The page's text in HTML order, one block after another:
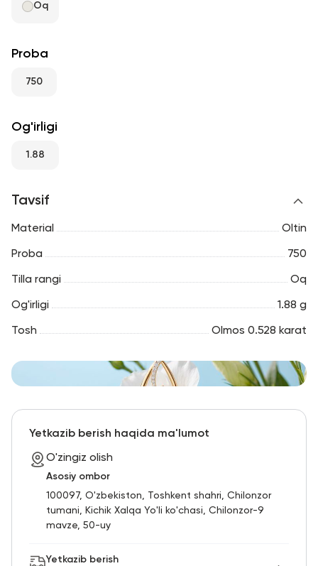
RU
Oq
Proba
750
Og'irligi
1.88
Tavsif
Material Oltin
Proba 750
Tilla rangi Oq
Og'irligi 1.88 g
Tosh Olmos 0.528 karat
Yetkazib berish haqida ma'lumot
O'zingiz olish
Asosiy ombor
100097, O'zbekiston, Toshkent shahri, Chilonzor
tumani, Kichik Xalqa Yo'li ko'chasi, Chilonzor-9
mavze, 50-uy
Yetkazib berish